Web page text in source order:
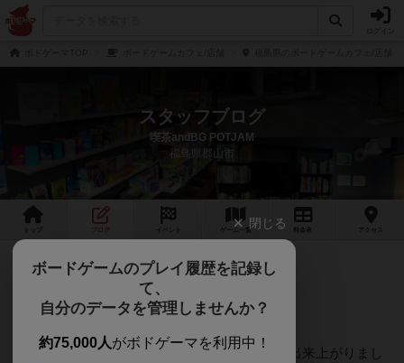
スタッフブログ
喫茶andBG POTJAM
福島県郡山市
ゲーム 一覧 料金 アクセス
4年弱前 2022年10月30日 16時10分頃
１１月の予定とイベントと
お世話になってまーす１１月のカレンダーが出来上がりまし
閉じる
ボードゲームのプレイ履歴を記録し
て、
自分のデータを管理しませんか？
約75,000人がボドゲーマを利用中！